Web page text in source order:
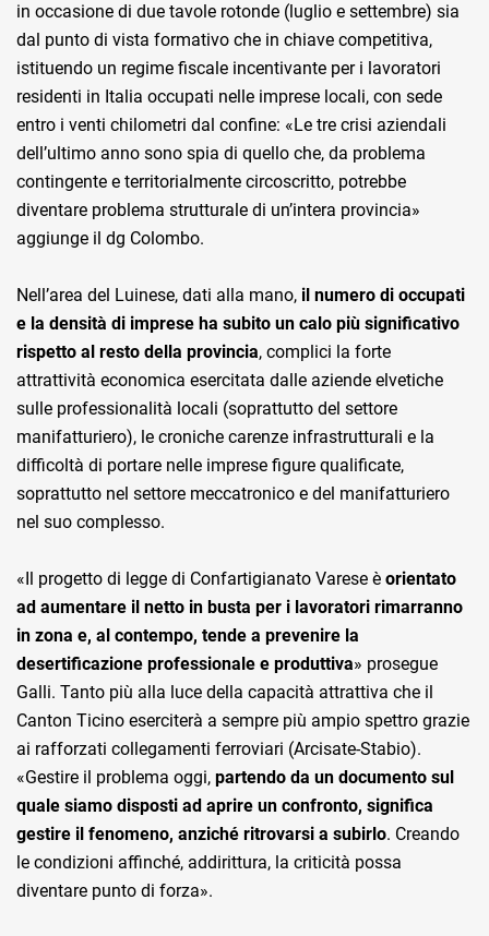
in occasione di due tavole rotonde (luglio e settembre) sia
dal punto di vista formativo che in chiave competitiva,
istituendo un regime fiscale incentivante per i lavoratori
residenti in Italia occupati nelle imprese locali, con sede
entro i venti chilometri dal confine: «Le tre crisi aziendali
dell’ultimo anno sono spia di quello che, da problema
contingente e territorialmente circoscritto, potrebbe
diventare problema strutturale di un’intera provincia»
aggiunge il dg Colombo.
Nell’area del Luinese, dati alla mano, il numero di occupati
e la densità di imprese ha subito un calo più significativo
rispetto al resto della provincia, complici la forte
attrattività economica esercitata dalle aziende elvetiche
sulle professionalità locali (soprattutto del settore
manifatturiero), le croniche carenze infrastrutturali e la
difficoltà di portare nelle imprese figure qualificate,
soprattutto nel settore meccatronico e del manifatturiero
nel suo complesso.
«Il progetto di legge di Confartigianato Varese è orientato
ad aumentare il netto in busta per i lavoratori rimarranno
in zona e, al contempo, tende a prevenire la
desertificazione professionale e produttiva» prosegue
Galli. Tanto più alla luce della capacità attrattiva che il
Canton Ticino eserciterà a sempre più ampio spettro grazie
ai rafforzati collegamenti ferroviari (Arcisate-Stabio).
«Gestire il problema oggi, partendo da un documento sul
quale siamo disposti ad aprire un confronto, significa
gestire il fenomeno, anziché ritrovarsi a subirlo. Creando
le condizioni affinché, addirittura, la criticità possa
diventare punto di forza».